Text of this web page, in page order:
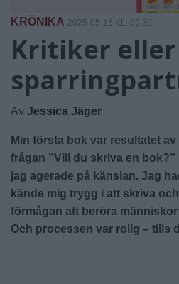
KRÖNIKA 2025-05-15 KL. 09:30
Kritiker eller
Av Jessica Jäger
Min första bok var resultatet
frågan ”Vill du skriva en
jag agerade på känslan. Jag
kände mig trygg i att skriva
förmågan att beröra
Och processen var rolig – tills